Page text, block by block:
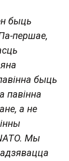
быць
першае,
быць
павінна
а не
Мы